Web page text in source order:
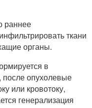
раннее
ткани
органы.
в
после опухолевые
или кровотоку,
генерализация